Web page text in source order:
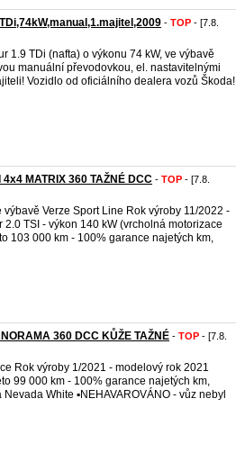
- TOP - [7.8.
1.9 TDi (nafta) o výkonu 74 kW, ve výbavě
manuální převodovkou, el. nastavitelnými
Vozidlo od oficiálního dealera vozů Škoda!
MATRIX 360 TAŽNÉ DCC - TOP - [7.8.
Verze Sport Line Rok výroby 11/2022 -
TSI - výkon 140 kW (vrcholná motorizace
103 000 km - 100% garance najetých km,
360 DCC KŮŽE TAŽNÉ - TOP - [7.8.
Rok výroby 1/2021 - modelový rok 2021
99 000 km - 100% garance najetých km,
White ▪️NEHAVAROVÁNO - vůz nebyl